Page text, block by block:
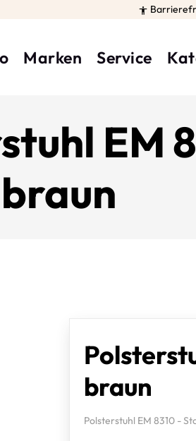

Marken Service
EM
braun
braun
Polsterstuhl EM 8310 -